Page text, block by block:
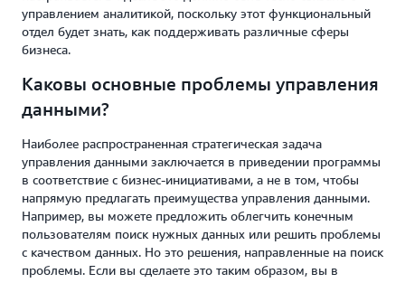
управлением аналитикой, поскольку этот функциональный
отдел будет знать, как поддерживать различные сферы
бизнеса.
Каковы основные проблемы управления
данными?
Наиболее распространенная стратегическая задача
управления данными заключается в приведении программы
в соответствие с бизнес-инициативами, а не в том, чтобы
напрямую предлагать преимущества управления данными.
Например, вы можете предложить облегчить конечным
пользователям поиск нужных данных или решить проблемы
с качеством данных. Но это решения, направленные на поиск
проблемы. Если вы сделаете это таким образом, вы в